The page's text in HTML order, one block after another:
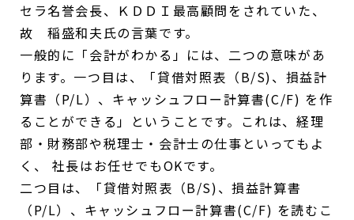
セラ名誉会長、ＫＤＤＩ最高顧問をされていた、
故 稲盛和夫氏の言葉です。
一般的に「会計がわかる」には、二つの意味があ
ります。一つ目は、「貸借対照表（B/S)、損益計
算書（P/L）、キャッシュフロー計算書(C/F) を作
ることができる」ということです。これは、経理
部・財務部や税理士・会計士の仕事といってもよ
く、 社長はお任せでもOKです。
二つ目は、「貸借対照表（B/S)、損益計算書
（P/L）、キャッシュフロー計算書(C/F) を読むこ